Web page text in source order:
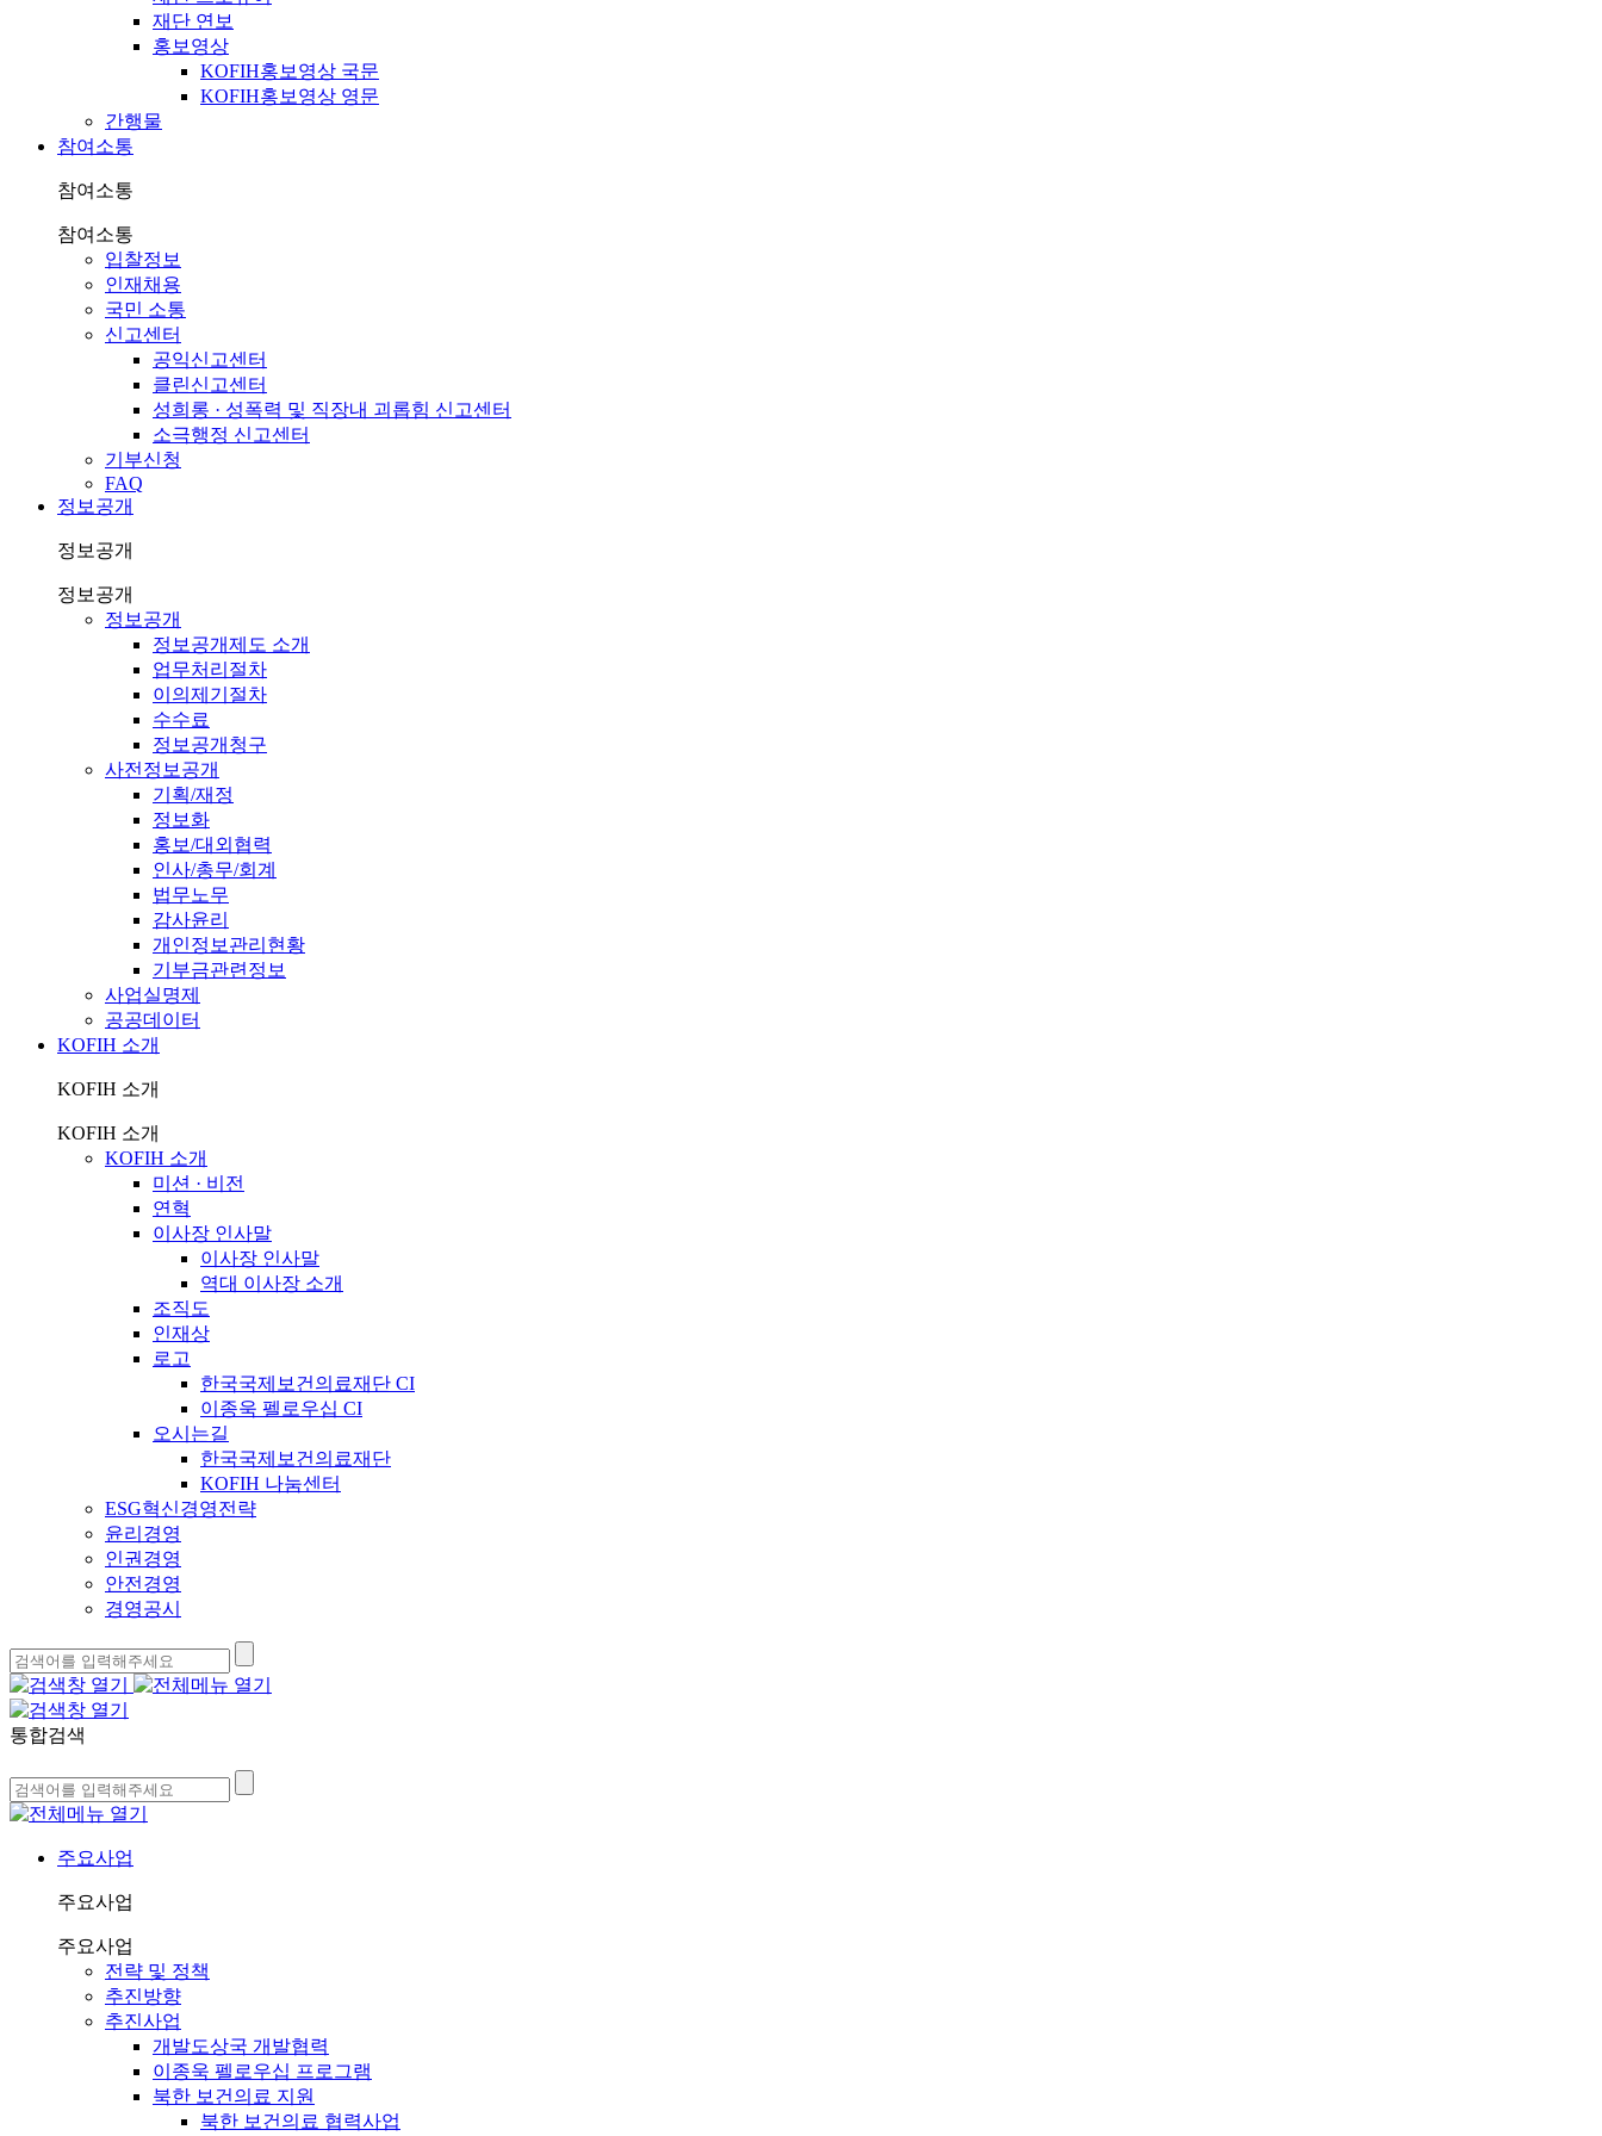
재단 연보
홍보영상
KOFIH홍보영상 국문
KOFIH홍보영상 영문
간행물
참여소통
참여소통
참여소통
입찰정보
인재채용
국민 소통
신고센터
공익신고센터
클린신고센터
성희롱 · 성폭력 및 직장내 괴롭힘 신고센터
소극행정 신고센터
기부신청
FAQ
정보공개
정보공개
정보공개
정보공개
정보공개제도 소개
업무처리절차
이의제기절차
수수료
정보공개청구
사전정보공개
기획/재정
정보화
홍보/대외협력
인사/총무/회계
법무노무
감사윤리
개인정보관리현황
기부금관련정보
사업실명제
공공데이터
KOFIH 소개
KOFIH 소개
KOFIH 소개
KOFIH 소개
미션 · 비전
연혁
이사장 인사말
이사장 인사말
역대 이사장 소개
조직도
인재상
로고
한국국제보건의료재단 CI
이종욱 펠로우십 CI
오시는길
한국국제보건의료재단
KOFIH 나눔센터
ESG혁신경영전략
윤리경영
인권경영
안전경영
경영공시
통합검색
주요사업
주요사업
주요사업
전략 및 정책
추진방향
추진사업
개발도상국 개발협력
이종욱 펠로우십 프로그램
북한 보건의료 지원
북한 보건의료 협력사업